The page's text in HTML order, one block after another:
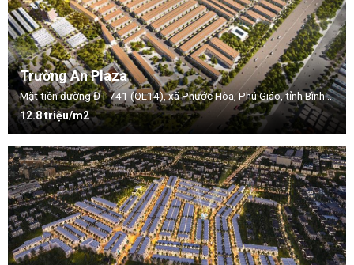
Trường An Plaza
Mặt tiền đường ĐT 741 (QL14), xã Phước Hòa, Phú Giáo, tỉnh Bình Dương
12.8 triệu/m2